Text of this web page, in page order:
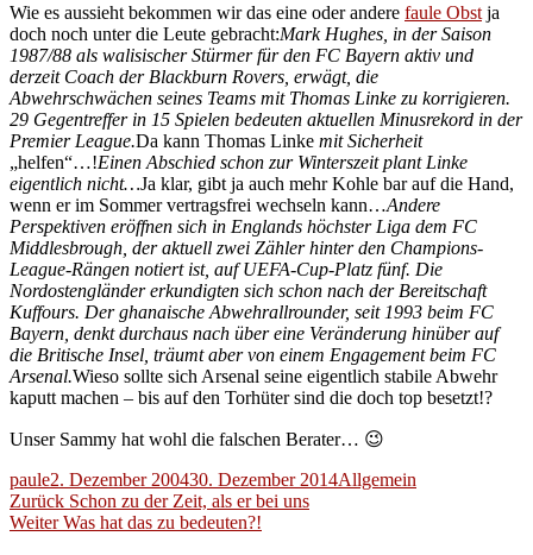
Wie es aussieht bekommen wir das eine oder andere faule Obst ja
doch noch unter die Leute gebracht:Mark Hughes, in der Saison
1987/88 als walisischer Stürmer für den FC Bayern aktiv und
derzeit Coach der Blackburn Rovers, erwägt, die
Abwehrschwächen seines Teams mit Thomas Linke zu korrigieren.
29 Gegentreffer in 15 Spielen bedeuten aktuellen Minusrekord in der
Premier League.Da kann Thomas Linke mit Sicherheit
„helfen“…!Einen Abschied schon zur Winterszeit plant Linke
eigentlich nicht…Ja klar, gibt ja auch mehr Kohle bar auf die Hand,
wenn er im Sommer vertragsfrei wechseln kann…Andere
Perspektiven eröffnen sich in Englands höchster Liga dem FC
Middlesbrough, der aktuell zwei Zähler hinter den Champions-
League-Rängen notiert ist, auf UEFA-Cup-Platz fünf. Die
Nordostengländer erkundigten sich schon nach der Bereitschaft
Kuffours. Der ghanaische Abwehrallrounder, seit 1993 beim FC
Bayern, denkt durchaus nach über eine Veränderung hinüber auf
die Britische Insel, träumt aber von einem Engagement beim FC
Arsenal.Wieso sollte sich Arsenal seine eigentlich stabile Abwehr
kaputt machen – bis auf den Torhüter sind die doch top besetzt!?
Unser Sammy hat wohl die falschen Berater… 😉
Autor
pauleVeröffentlicht
am
2. Dezember 200430. Dezember 2014Kategorien
Allgemein
Beitragsnavigation
Zurück Vorheriger
Beitrag:
Schon zu der Zeit, als er bei uns
Weiter Nächster
Was hat das zu bedeuten?!